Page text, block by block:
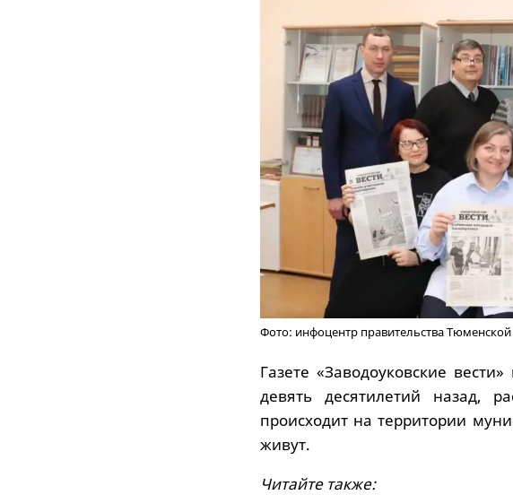
Фото: инфоцентр правительства Тюменской
Газете «Заводоуковские
девять десятилетий назад,
происходит на территории
живут.
Читайте также: